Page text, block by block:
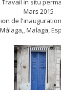
Travail in situ
Mars 2015
de
Málaga,, Malaga,